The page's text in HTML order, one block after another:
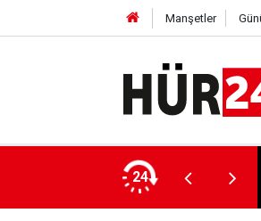
Manşetler
24
avlayanlara 6 yıl sonra ceza